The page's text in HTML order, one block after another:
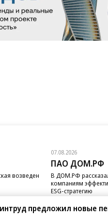
возведен
07.08.2026
ПАО ДОМ.РФ
В ДОМ.РФ
компаниям
ESG-стратегию
предложил новые